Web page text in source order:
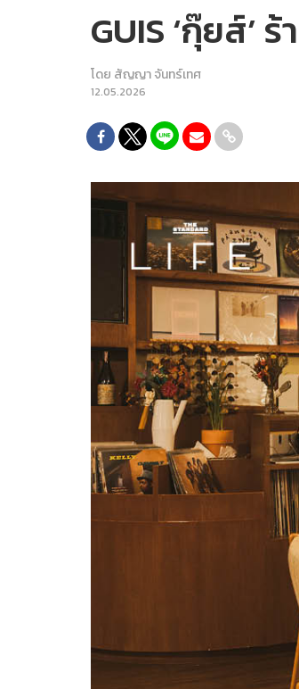
GUIS ‘กุ๊ยส์’
โดย สัญญา จันทร์เทศ
12.05.2026